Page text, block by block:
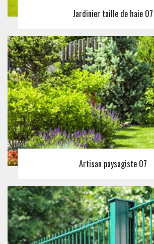
Jardinier taille de haie 07
Artisan paysagiste 07